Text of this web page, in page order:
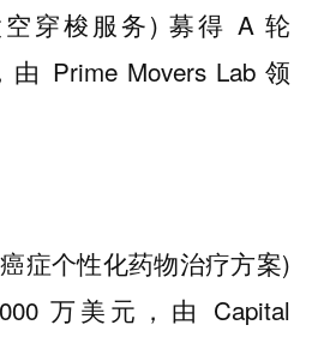
空穿梭服务) 募得 A 轮
由 Prime Movers Lab 领
症个性化药物治疗方案)
万美元，由 Capital